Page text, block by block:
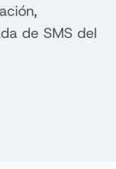
de SMS del